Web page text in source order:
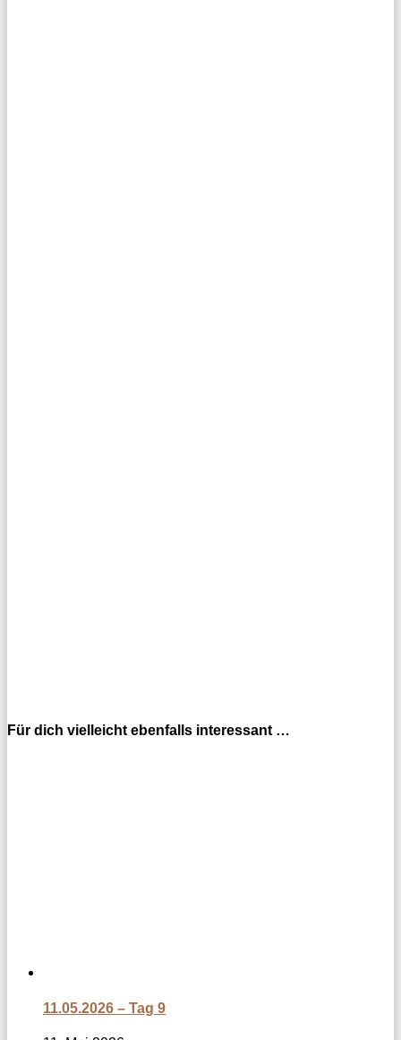
Für dich vielleicht ebenfalls interessant …
11.05.2026 – Tag 9